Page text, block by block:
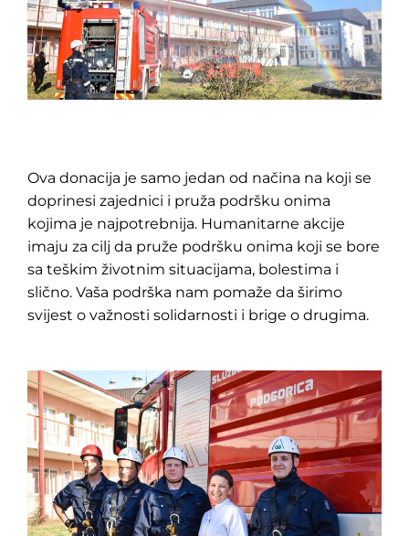
Ova donacija je samo jedan od načina na koji se
doprinesi zajednici i pruža podršku onima
kojima je najpotrebnija. Humanitarne akcije
imaju za cilj da pruže podršku onima koji se bore
sa teškim životnim situacijama, bolestima i
slično. Vaša podrška nam pomaže da širimo
svijest o važnosti solidarnosti i brige o drugima.